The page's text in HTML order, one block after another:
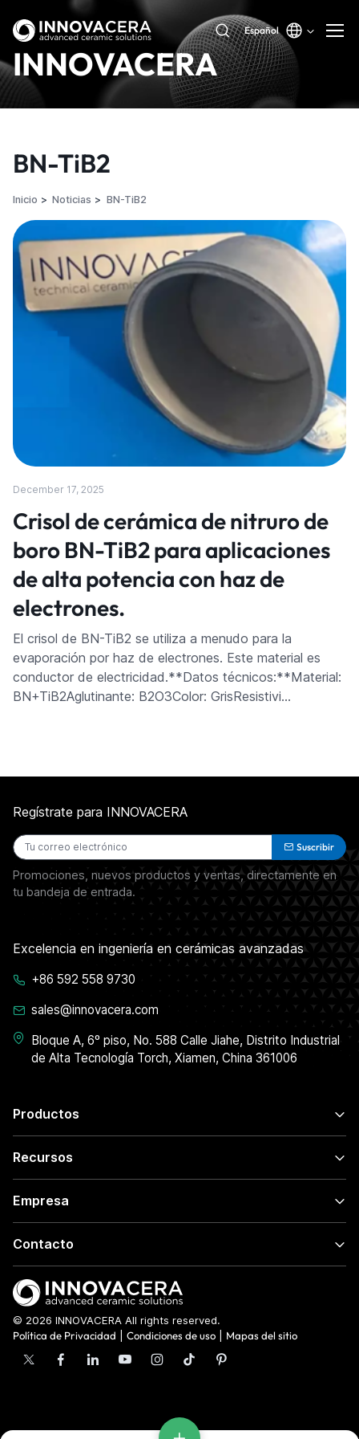
Español
INNOVACERA
BN-TiB2
Inicio Noticias BN-TiB2
December 17, 2025
Crisol de cerámica de nitruro de
boro BN-TiB2 para aplicaciones
de alta potencia con haz de
electrones.
El crisol de BN-TiB2 se utiliza a menudo para la
evaporación por haz de electrones. Este material es
conductor de electricidad.**Datos técnicos:**Material:
BN+TiB2Aglutinante: B2O3Color: GrisResistivi…
Productos
Recursos
Empresa
Contacto
Regístrate para INNOVACERA
Suscribir
Promociones, nuevos productos y ventas, directamente en
tu bandeja de entrada.
Excelencia en ingeniería en cerámicas avanzadas
+86 592 558 9730
sales@innovacera.com
Bloque A, 6º piso, No. 588 Calle Jiahe, Distrito Industrial
de Alta Tecnología Torch, Xiamen, China 361006
© 2026 INNOVACERA All rights reserved.
Política de Privacidad
Condiciones de uso Mapas del sitio